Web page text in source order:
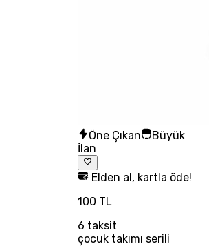
Öne Çıkan
Büyük
İlan
Elden al, kartla öde!
100 TL
6 taksit
çocuk takımı serili